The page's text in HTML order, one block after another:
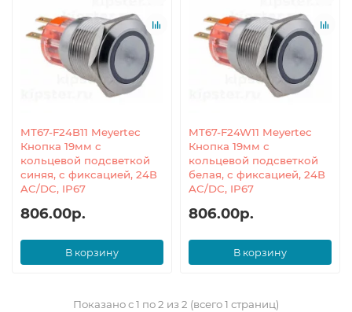
MT67-F24B11 Meyertec
Кнопка 19мм с
кольцевой подсветкой
синяя, с фиксацией, 24В
AC/DC, IP67
806.00р.
В корзину
MT67-F24W11 Meyertec
Кнопка 19мм с
кольцевой подсветкой
белая, с фиксацией, 24В
AC/DC, IP67
806.00р.
В корзину
Показано с 1 по 2 из 2 (всего 1 страниц)